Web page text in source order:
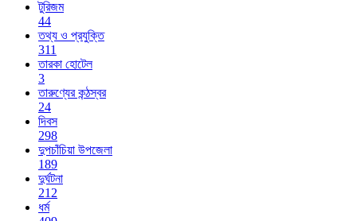
টুরিজম
44
তথ্য ও প্রযুক্তি
311
তারকা হোটেল
3
তারুণ্যের কন্ঠস্বর
24
দিবস
298
দুপচাঁচিয়া উপজেলা
189
দুর্ঘটনা
212
ধর্ম